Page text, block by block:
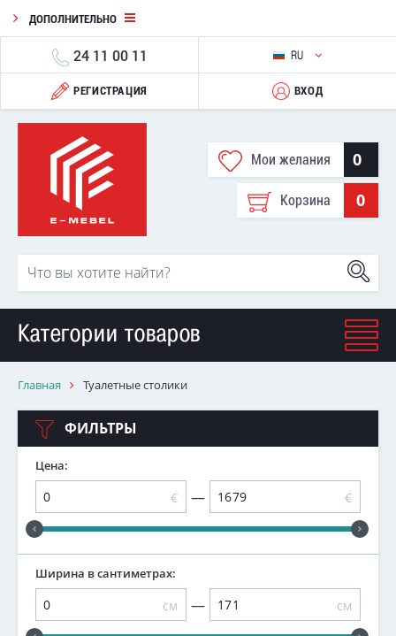
ДОПОЛНИТЕЛЬНО
24 11 00 11 RU
РЕГИСТРАЦИЯ ВХОД
Мои желания 0
Корзина 0
Категории товаров
Главная Туалетные столики
ФИЛЬТРЫ
Цена:
€ — €
Ширина в сантиметрах:
см — см